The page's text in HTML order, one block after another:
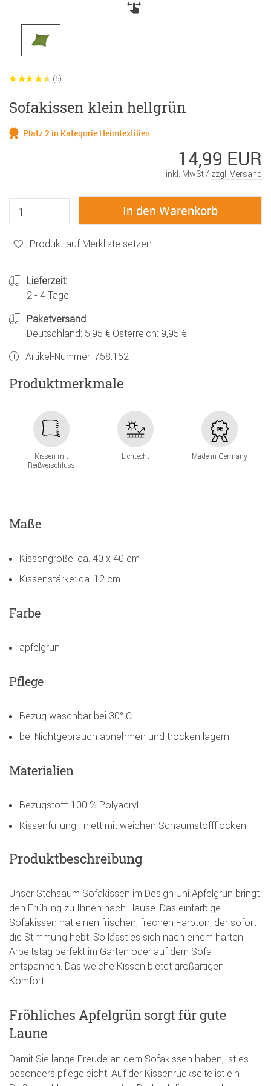
(5)
Sofakissen klein hellgrün
Platz 2 in Kategorie Heimtextilien
14,99 EUR
inkl. MwSt / zzgl. Versand
Produkt auf Merkliste setzen
Lieferzeit:
2 - 4 Tage
Paketversand
Deutschland: 5,95 € Österreich: 9,95 €
Artikel-Nummer: 758.152
Produktmerkmale
Kissen mit
Reißverschluss
Lichtecht Made in Germany
Maße
Kissengröße: ca. 40 x 40 cm
Kissenstärke: ca. 12 cm
Farbe
apfelgrün
Pflege
Bezug waschbar bei 30° C
bei Nichtgebrauch abnehmen und trocken lagern
Materialien
Bezugstoff: 100 % Polyacryl
Kissenfüllung: Inlett mit weichen Schaumstoffflocken
Produktbeschreibung
Unser Stehsaum Sofakissen im Design Uni Apfelgrün bringt
den Frühling zu Ihnen nach Hause. Das einfarbige
Sofakissen hat einen frischen, frechen Farbton, der sofort
die Stimmung hebt. So lässt es sich nach einem harten
Arbeitstag perfekt im Garten oder auf dem Sofa
entspannen. Das weiche Kissen bietet großartigen
Komfort.
Fröhliches Apfelgrün sorgt für gute
Laune
Damit Sie lange Freude an dem Sofakissen haben, ist es
besonders pflegeleicht. Auf der Kissenrückseite ist ein